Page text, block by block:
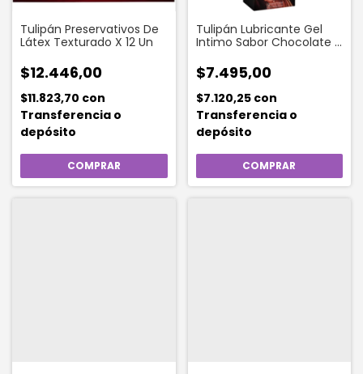
Tulipán Preservativos De
Látex Texturado X 12 Un
$12.446,00
$11.823,70 con
Transferencia o
depósito
Tulipán Lubricante Gel
Intimo Sabor Chocolate x
$7.495,00
$7.120,25 con
Transferencia o
depósito